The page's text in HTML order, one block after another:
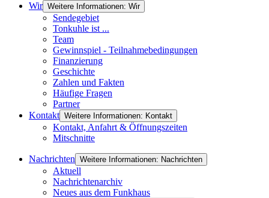
Wir Weitere Informationen: Wir
Sendegebiet
Tonkuhle ist ...
Team
Gewinnspiel - Teilnahmebedingungen
Finanzierung
Geschichte
Zahlen und Fakten
Häufige Fragen
Partner
Kontakt Weitere Informationen: Kontakt
Kontakt, Anfahrt & Öffnungszeiten
Mitschnitte
Nachrichten Weitere Informationen: Nachrichten
Aktuell
Nachrichtenarchiv
Neues aus dem Funkhaus